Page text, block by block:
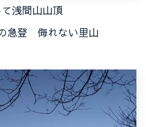
浅間山山頂
急登 侮れない里山